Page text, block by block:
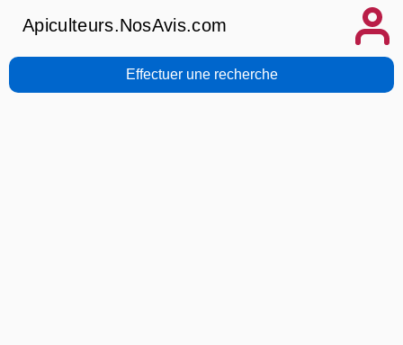
Apiculteurs.NosAvis.com
Effectuer une recherche